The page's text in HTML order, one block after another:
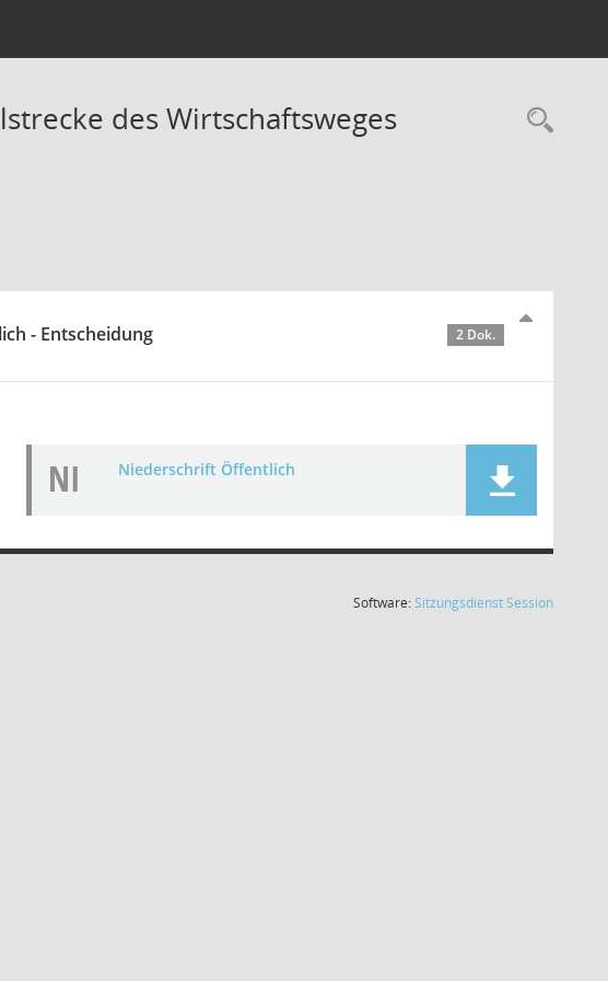
des Wirtschaftsweges
- Entscheidung 2 Dok.
NI Niederschrift Öffentlich
Software:SitzungsdienstSession(Wird in